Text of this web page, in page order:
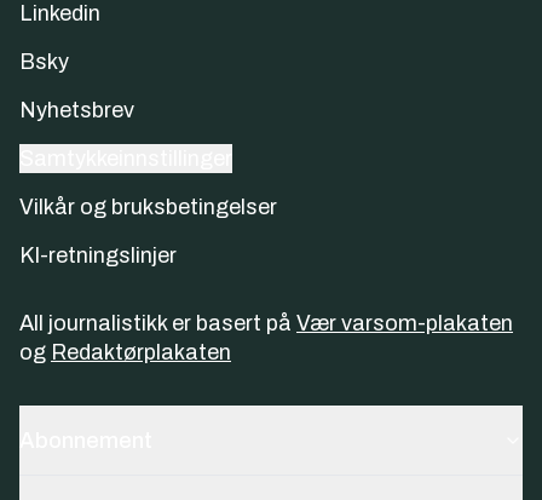
Linkedin
Bsky
Nyhetsbrev
Vilkår og bruksbetingelser
KI-retningslinjer
All journalistikk er basert på Vær varsom-plakaten
og Redaktørplakaten